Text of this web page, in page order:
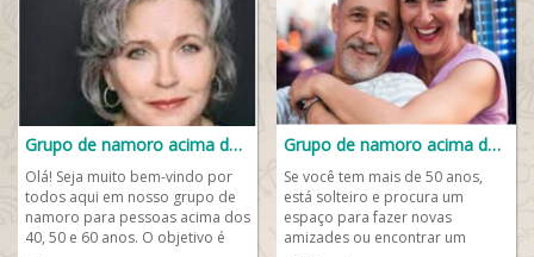
Grupo de namoro acima dos 40 50 60❤️
Olá! Seja muito bem-vindo por
todos aqui em nosso grupo de
namoro para pessoas acima dos
40, 50 e 60 anos. O objetivo é
Grupo de namoro acima dos 50
Se você tem mais de 50 anos,
está solteiro e procura um
espaço para fazer novas
amizades ou encontrar um